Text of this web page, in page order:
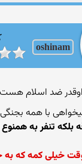
oshinam
با همه بجنگی
بلکه تنفر به
خیلی کمه که به